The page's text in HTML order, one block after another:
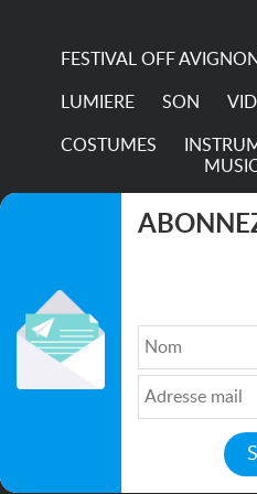
FESTIVAL OFF AVIGNON
LUMIERE SON
COSTUMES
TRANSPORTS
Qui sommes nous ?|
Politique de
Mentions